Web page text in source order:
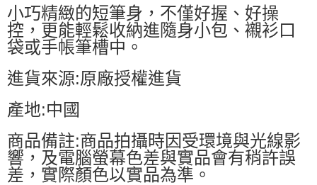
小巧精緻的短筆身，不僅好握、好操
控，更能輕鬆收納進隨身小包、襯衫口
袋或手帳筆槽中。
進貨來源:原廠授權進貨
產地:中國
商品備註:商品拍攝時因受環境與光線影
響，及電腦螢幕色差與實品會有稍許誤
差，實際顏色以實品為準。